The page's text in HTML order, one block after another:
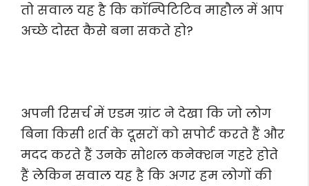
तो सवाल यह है कि कॉन्पिटिटिव माहौल में आप
अच्छे दोस्त कैसे बना सकते हो?
अपनी रिसर्च में एडम ग्रांट ने देखा कि जो लोग
बिना किसी शर्त के दूसरों को सपोर्ट करते हैं और
मदद करते हैं उनके सोशल कनेक्शन गहरे होते
हैं लेकिन सवाल यह है कि अगर हम लोगों की